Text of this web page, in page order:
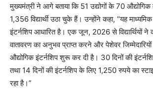
मुख्यमंत्री ने आगे बताया कि 51 उद्योगों के 70 औद्योगिक
1,356 विद्यार्थी उठा चुके हैं। उन्होंने कहा, “यह
इंटर्नशिप आधारित है। एक जून, 2026 से विद्यार्थियों ने
वातावरण का अनुभव प्राप्त करने और पेशेवर
औद्योगिक इंटर्नशिप शुरू कर दी है। 30 दिनों की
तथा 14 दिनों की इंटर्नशिप के लिए 1,250 रुपये का
रहा है।”